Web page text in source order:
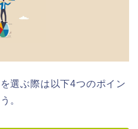
選ぶ際は以下4つのポイン
。